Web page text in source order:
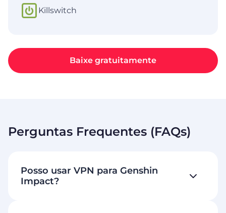
Killswitch
Baixe gratuitamente
Perguntas Frequentes (FAQs)
Posso usar VPN para Genshin
Impact?